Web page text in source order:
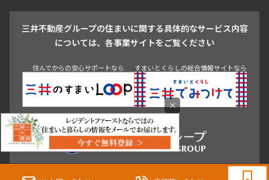
0120-321-983
9:30~18:00（水曜定休）
青山 渋谷 東京・大手町 新宿 品川
目黒・中目黒
三井不動産グループの住まいに関する具体的なサービス内容
については、各事業サイトをご覧ください
住んでからの安心サポートなら すまいとくらしの総合情報サイトなら
×